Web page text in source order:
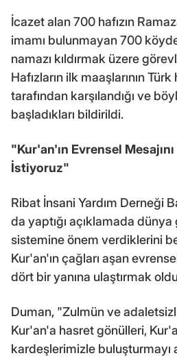
İcazet alan 700 hafızın
imamı bulunmayan 700
namazı kıldırmak üzere
Hafızların ilk maaşlarının
tarafından karşılandığı ve
başladıkları bildirildi.
"Kur'an'ın Evrensel
İstiyoruz"
Ribat İnsani Yardım Derneği
da yaptığı açıklamada dünya
sistemine önem verdiklerini
Kur'an'ın çağları aşan
dört bir yanına ulaştırmak
Duman, "Zulmün ve
Kur'an'a hasret gönülleri,
kardeşlerimizle buluşturmayı